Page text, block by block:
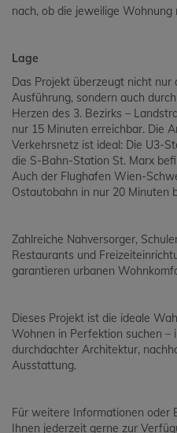
nach, ob die jeweilige
Lage
Das Projekt überzeugt nicht
Ausführung, sondern auch
Herzen des 3. Bezirks –
nur 15 Minuten erreichbar. Die
Verkehrsnetz ist ideal: Die U3-
die S-Bahn-Station St. Marx
Auch der Flughafen Wien-
Ostautobahn in nur 20 Minuten
Zahlreiche Nahversorger,
Restaurants und
garantieren urbanen
Dieses Projekt ist die ideale
Wohnen in Perfektion suchen –
durchdachter Architektur,
Ausstattung.
Für weitere Informationen oder
Ihnen jederzeit gerne zur